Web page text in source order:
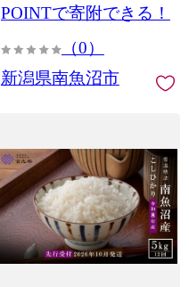
POINTで寄附できる！
（0）
新潟県南魚沼市